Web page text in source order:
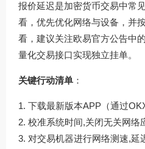
报价延迟是加密货币交易中常
看，优先优化网络与设备，并
看，建议关注欧易官方公告中
量化交易接口实现独立挂单。
关键行动清单 ：
下载最新版本APP（通过
校准系统时间,关闭无关网络
对交易机器进行网络测速,延